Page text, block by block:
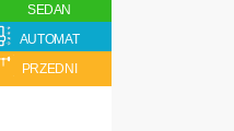
SEDAN
AUTOMAT
PRZEDNI